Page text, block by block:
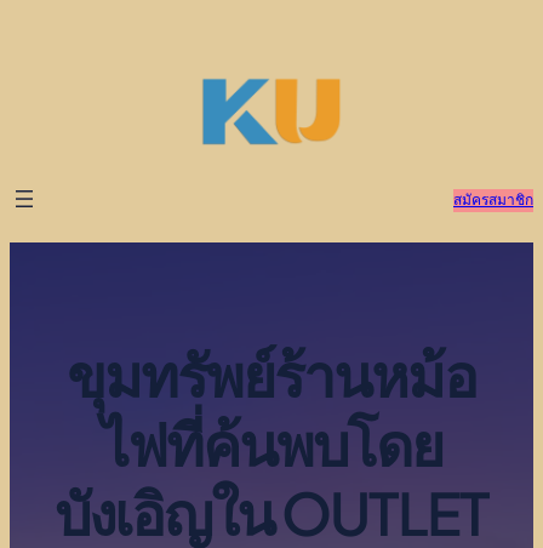
สมัครสมาชิก
ขุมทรัพย์ร้านหม้อ
ไฟที่ค้นพบโดย
บังเอิญใน OUTLET